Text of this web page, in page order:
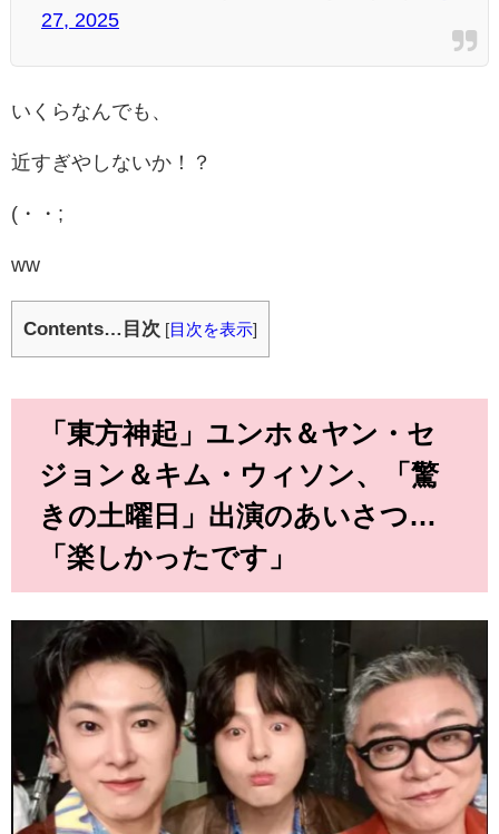
27, 2025
いくらなんでも、
近すぎやしないか！？
(・・;
ww
Contents…目次 [目次を表示]
「東方神起」ユンホ＆ヤン・セ
ジョン＆キム・ウィソン、「驚
きの土曜日」出演のあいさつ…
「楽しかったです」